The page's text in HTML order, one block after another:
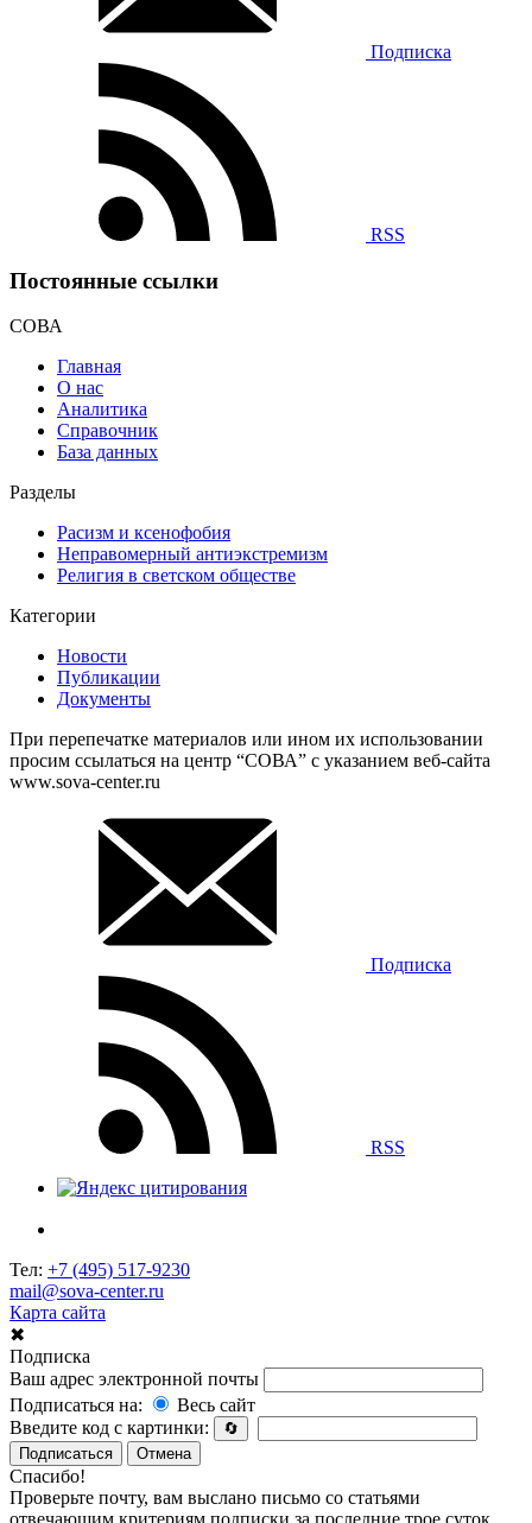
Подписка
RSS
Постоянные ссылки
СОВА
Главная
О нас
Аналитика
Справочник
База данных
Разделы
Расизм и ксенофобия
Неправомерный антиэкстремизм
Религия в светском обществе
Категории
Новости
Публикации
Документы
При перепечатке материалов или ином их использовании
просим ссылаться на центр “СОВА” с указанием веб-сайта
www.sova-center.ru
Подписка
RSS
Тел: +7 (495) 517-9230
mail@sova-center.ru
Карта сайта
✖
Подписка
Ваш адрес электронной почты
Подписаться на:
Весь сайт
Введите код с картинки:
🔄
Подписаться
Отмена
Спасибо!
Проверьте почту, вам выслано письмо со статьями